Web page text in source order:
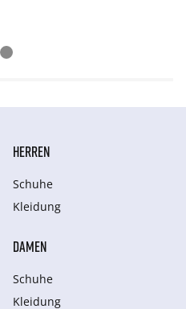
HERREN
Schuhe
Kleidung
DAMEN
Schuhe
Kleidung